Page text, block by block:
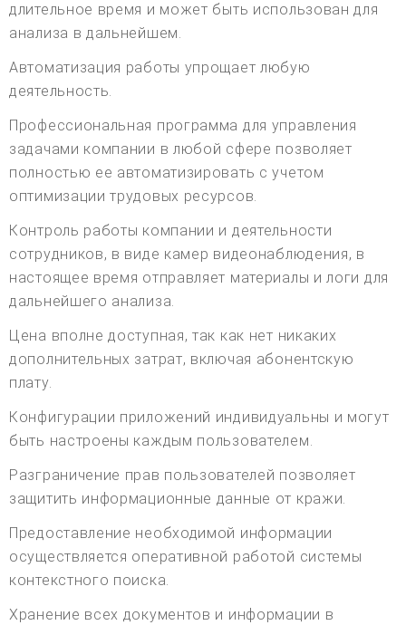
длительное время и может быть использован для
анализа в дальнейшем.
Автоматизация работы упрощает любую
деятельность.
Профессиональная программа для управления
задачами компании в любой сфере позволяет
полностью ее автоматизировать с учетом
оптимизации трудовых ресурсов.
Контроль работы компании и деятельности
сотрудников, в виде камер видеонаблюдения, в
настоящее время отправляет материалы и логи для
дальнейшего анализа.
Цена вполне доступная, так как нет никаких
дополнительных затрат, включая абонентскую
плату.
Конфигурации приложений индивидуальны и могут
быть настроены каждым пользователем.
Разграничение прав пользователей позволяет
защитить информационные данные от кражи.
Предоставление необходимой информации
осуществляется оперативной работой системы
контекстного поиска.
Хранение всех документов и информации в